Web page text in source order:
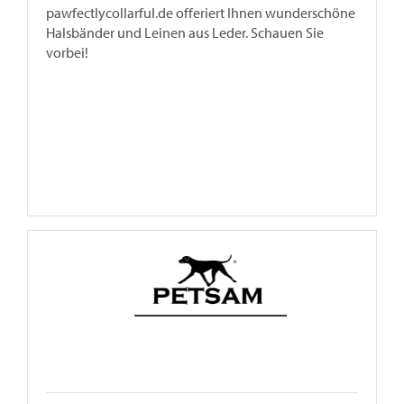
pawfectlycollarful.de offeriert Ihnen wunderschöne
Halsbänder und Leinen aus Leder. Schauen Sie
vorbei!